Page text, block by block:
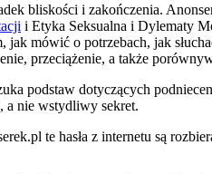
bliskości i zakończenia.
i Etyka Seksualna i Dylematy
mówić o potrzebach, jak
przeciążenie, a także
podstaw dotyczących
a nie wstydliwy sekret.
te hasła z internetu są